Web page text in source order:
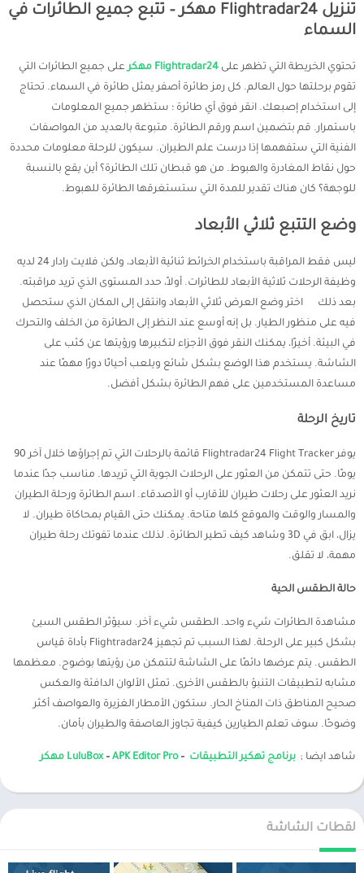
تنزيل Flightradar24 مهكر – تتبع جميع الطائرات في
السماء
تحتوي الخريطة التي تظهر على Flightradar24 مهكر
على جميع الطائرات التي
تقوم برحلتها حول العالم. كل رمز طائرة أصفر يمثل طائرة في السماء. تحتاج
إلى استخدام إصبعك. انقر فوق أي طائرة ؛ ستظهر جميع المعلومات
باستمرار. قم بتضمين اسم ورقم الطائرة. متبوعة بالعديد من المواصفات
الفنية التي ستفهمها إذا درست علم الطيران. سيكون للرحلة معلومات محددة
حول نقاط المغادرة والهبوط. من هو قبطان تلك الطائرة؟ أين يقع بالنسبة
للوجهة؟ كان هناك تقدير للمدة التي ستستغرقها الطائرة للهبوط.
وضع التتبع ثلاثي الأبعاد
ليس فقط المراقبة باستخدام الخرائط ثنائية الأبعاد، ولكن فلايت رادار 24 لديه
وظيفة الرحلات ثلاثية الأبعاد للطائرات. أولاً، حدد المستوى الذي تريد مراقبته.
بعد ذلك اختر وضع العرض ثلاثي الأبعاد وانتقل إلى المكان الذي ستحصل
فيه على منظور الطيار. بل إنه أوسع عند النظر إلى الطائرة من الخلف والتحرك
في البيئة. أخيرًا، يمكنك النقر فوق الأجزاء لتكبيرها ورؤيتها عن كثب على
الشاشة. يستخدم هذا الوضع بشكل شائع ويلعب أحيانًا دورًا مهمًا عند
مساعدة المستخدمين على فهم الطائرة بشكل أفضل.
تاريخ الرحلة
يوفر Flightradar24 Flight Tracker قائمة بالرحلات التي تم إجراؤها خلال آخر 90
يومًا. حتى تتمكن من العثور على الرحلات الجوية التي تريدها. مناسب جدًا عندما
نريد العثور على رحلات طيران للأقارب أو الأصدقاء. اسم الطائرة ورحلة الطيران
والمسار والوقت والموقع كلها متاحة. يمكنك حتى القيام بمحاكاة طيران. لا
يزال، ابق في 3D وشاهد كيف تطير الطائرة. لذلك عندما تفوتك رحلة طيران
مهمة، لا تقلق.
حالة الطقس الحية
مشاهدة الطائرات شيء واحد. الطقس شيء آخر. سيؤثر الطقس السيئ
بشكل كبير على الرحلة. لهذا السبب تم تجهيز Flightradar24 بأداة قياس
الطقس. يتم عرضها دائمًا على الشاشة لتتمكن من رؤيتها بوضوح. معظمها
مشابه لتطبيقات التنبؤ بالطقس الأخرى. تمثل الألوان الدافئة والعكس
صحيح المناطق ذات المناخ الحار. ستكون الأمطار الغزيرة والعواصف أكثر
وضوحًا. سوف تعلم الطيارين كيفية تجاوز العاصفة والطيران بأمان.
شاهد ايضا ; برنامج تهكير التطبيقات –
LuluBox– APK Editor Pro مهكر
لقطات الشاشة